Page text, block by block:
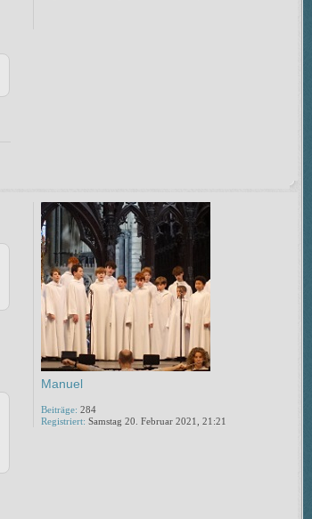
Manuel
Beiträge: 284
Registriert: Samstag 20. Februar 2021, 21:21